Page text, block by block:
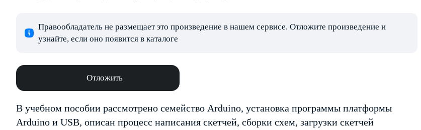
Правообладатель не размещает это произведение в нашем сервисе. Отложите произведение и
узнайте, если оно появится в каталоге
Отложить
В учебном пособии рассмотрено семейство Arduino, установка программы платформы
Arduino и USB, описан процесс написания скетчей, сборки схем, загрузки скетчей